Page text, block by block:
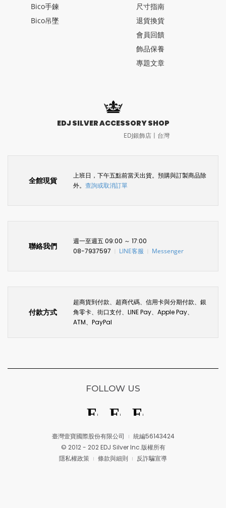
Bico手鍊
Bico吊墜
尺寸指南
退貨換貨
會員回饋
飾品保養
專題文章
EDJ SILVER ACCESSORY SHOP
EDJ銀飾店〡台灣
全館現貨
上班日，下午五點前當天出貨。預購與訂製商品除
外。 查詢或取消訂單
聯絡我們
週一至週五 09:00 ～ 17:00
08-7937597
LINE客服 Messenger
付款方式
超商貨到付款、超商代碼、信用卡與分期付款、銀
角零卡、街口支付、LINE Pay、Apple Pay、
ATM、PayPal
臺灣壹寶國際股份有限公司
統編56143424
© 2012 - 202 EDJ Silver Inc.版權所有
隱私權政策
條款與細則 反詐騙宣導
FOLLOW US